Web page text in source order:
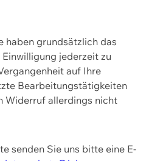
haben grundsätzlich das
jederzeit zu
auf Ihre
Bearbeitungstätigkeiten
Widerruf allerdings nicht
senden Sie uns bitte eine E-